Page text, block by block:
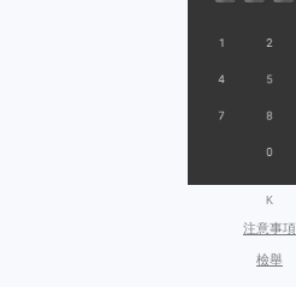
K
注意事項
檢舉